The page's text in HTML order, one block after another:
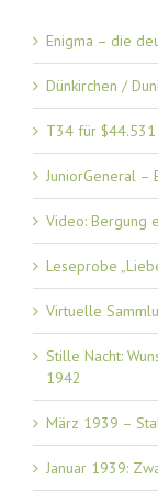
Enigma – die
Dünkirchen /
T34 für
JuniorGeneral –
Video: Bergung
Leseprobe
Virtuelle
Stille Nacht:
1942
März 1939 –
Januar 1939: